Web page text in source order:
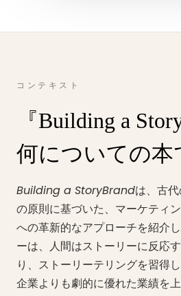
コンテキスト
『Building a
何についての本
Building a StoryBrandは、古
の原則に基づいた、マーケティ
への革新的なアプローチを紹介
ーは、人間はストーリーに反応
り、ストーリーテリングを習得
企業よりも劇的に優れた業績を